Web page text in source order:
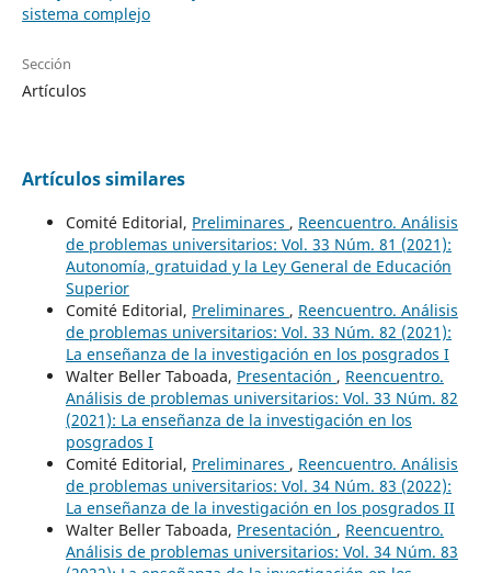
sistema complejo
Sección
Artículos
Artículos similares
Comité Editorial, Preliminares , Reencuentro. Análisis
de problemas universitarios: Vol. 33 Núm. 81 (2021):
Autonomía, gratuidad y la Ley General de Educación
Superior
Comité Editorial, Preliminares , Reencuentro. Análisis
de problemas universitarios: Vol. 33 Núm. 82 (2021):
La enseñanza de la investigación en los posgrados I
Walter Beller Taboada, Presentación , Reencuentro.
Análisis de problemas universitarios: Vol. 33 Núm. 82
(2021): La enseñanza de la investigación en los
posgrados I
Comité Editorial, Preliminares , Reencuentro. Análisis
de problemas universitarios: Vol. 34 Núm. 83 (2022):
La enseñanza de la investigación en los posgrados II
Walter Beller Taboada, Presentación , Reencuentro.
Análisis de problemas universitarios: Vol. 34 Núm. 83